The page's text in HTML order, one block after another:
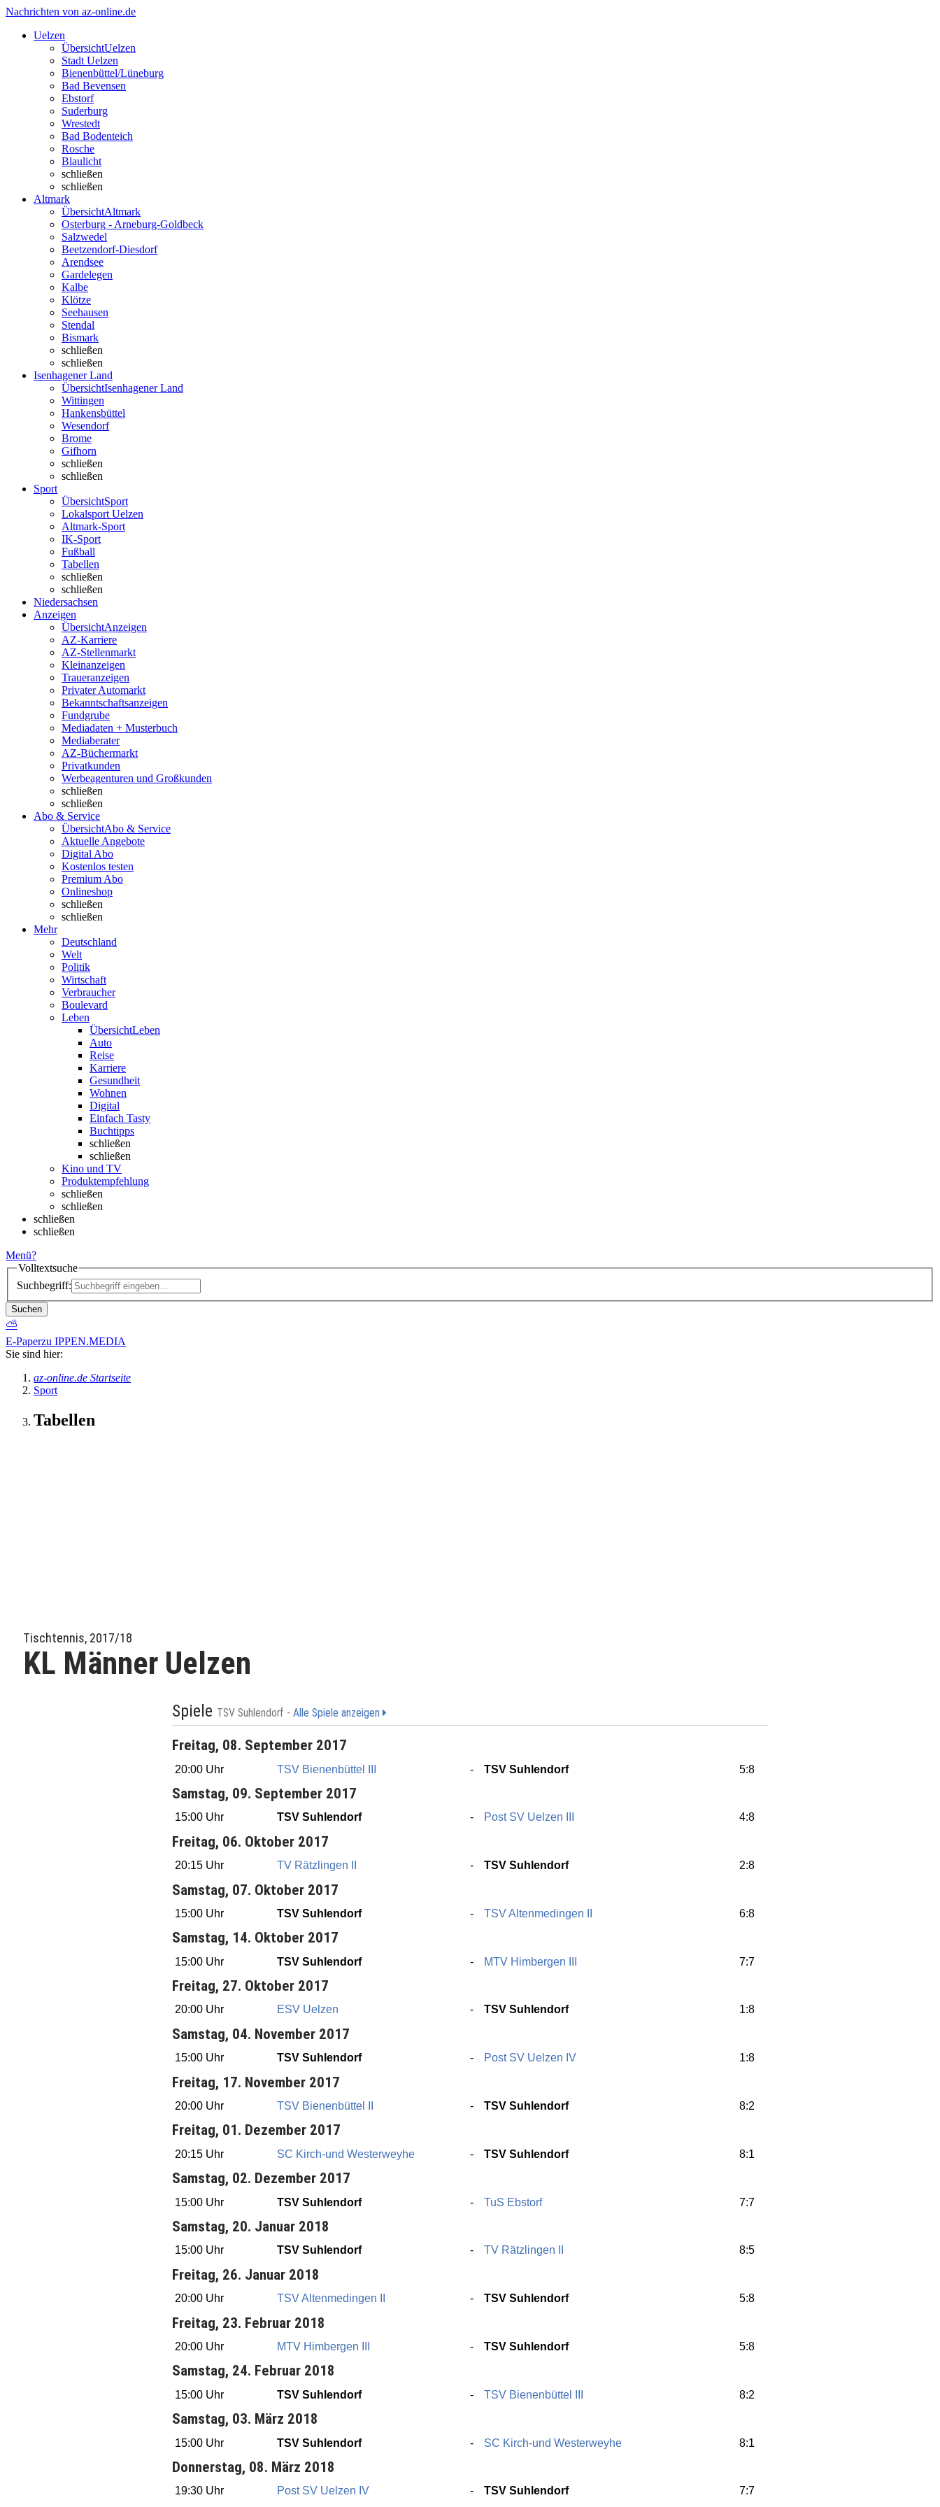
Nachrichten von az-online.de
Uelzen
ÜbersichtUelzen
Stadt Uelzen
Bienenbüttel/Lüneburg
Bad Bevensen
Ebstorf
Suderburg
Wrestedt
Bad Bodenteich
Rosche
Blaulicht
schließen
schließen
Altmark
ÜbersichtAltmark
Osterburg - Arneburg-Goldbeck
Salzwedel
Beetzendorf-Diesdorf
Arendsee
Gardelegen
Kalbe
Klötze
Seehausen
Stendal
Bismark
schließen
schließen
Isenhagener Land
ÜbersichtIsenhagener Land
Wittingen
Hankensbüttel
Wesendorf
Brome
Gifhorn
schließen
schließen
Sport
ÜbersichtSport
Lokalsport Uelzen
Altmark-Sport
IK-Sport
Fußball
Tabellen
schließen
schließen
Niedersachsen
Anzeigen
ÜbersichtAnzeigen
AZ-Karriere
AZ-Stellenmarkt
Kleinanzeigen
Traueranzeigen
Privater Automarkt
Bekanntschaftsanzeigen
Fundgrube
Mediadaten + Musterbuch
Mediaberater
AZ-Büchermarkt
Privatkunden
Werbeagenturen und Großkunden
schließen
schließen
Abo & Service
ÜbersichtAbo & Service
Aktuelle Angebote
Digital Abo
Kostenlos testen
Premium Abo
Onlineshop
schließen
schließen
Mehr
Deutschland
Welt
Politik
Wirtschaft
Verbraucher
Boulevard
Leben
ÜbersichtLeben
Auto
Reise
Karriere
Gesundheit
Wohnen
Digital
Einfach Tasty
Buchtipps
schließen
schließen
Kino und TV
Produktempfehlung
schließen
schließen
schließen
schließen
Menü?
Volltextsuche
Suchbegriff:
Suchen
⛅
E-Paperzu IPPEN.MEDIA
Sie sind hier:
az-online.de Startseite
Sport
Tabellen
Tischtennis, 2017/18
KL Männer Uelzen
Spiele TSV Suhlendorf - Alle Spiele anzeigen
Freitag, 08. September 2017
20:00 Uhr TSV Bienenbüttel III TSV Suhlendorf 5:8
Samstag, 09. September 2017
15:00 Uhr TSV Suhlendorf Post SV Uelzen III 4:8
Freitag, 06. Oktober 2017
20:15 Uhr TV Rätzlingen II TSV Suhlendorf 2:8
Samstag, 07. Oktober 2017
15:00 Uhr TSV Suhlendorf TSV Altenmedingen II 6:8
Samstag, 14. Oktober 2017
15:00 Uhr TSV Suhlendorf MTV Himbergen III 7:7
Freitag, 27. Oktober 2017
20:00 Uhr ESV Uelzen TSV Suhlendorf 1:8
Samstag, 04. November 2017
15:00 Uhr TSV Suhlendorf Post SV Uelzen IV 1:8
Freitag, 17. November 2017
20:00 Uhr TSV Bienenbüttel II TSV Suhlendorf 8:2
Freitag, 01. Dezember 2017
20:15 Uhr SC Kirch-und Westerweyhe TSV Suhlendorf 8:1
Samstag, 02. Dezember 2017
15:00 Uhr TSV Suhlendorf TuS Ebstorf 7:7
Samstag, 20. Januar 2018
15:00 Uhr TSV Suhlendorf TV Rätzlingen II 8:5
Freitag, 26. Januar 2018
20:00 Uhr TSV Altenmedingen II TSV Suhlendorf 5:8
Freitag, 23. Februar 2018
20:00 Uhr MTV Himbergen III TSV Suhlendorf 5:8
Samstag, 24. Februar 2018
15:00 Uhr TSV Suhlendorf TSV Bienenbüttel III 8:2
Samstag, 03. März 2018
15:00 Uhr TSV Suhlendorf SC Kirch-und Westerweyhe 8:1
Donnerstag, 08. März 2018
19:30 Uhr Post SV Uelzen IV TSV Suhlendorf 7:7